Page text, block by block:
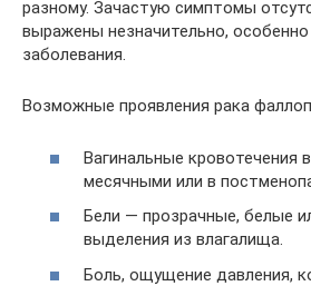
разному. Зачастую симптомы
выражены незначительно,
заболевания.
Возможные проявления рака
Вагинальные кровотечения
месячными или в
Бели — прозрачные, белые
выделения из влагалища.
Боль, ощущение давления,